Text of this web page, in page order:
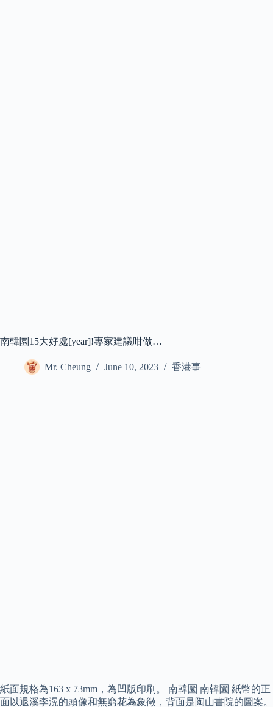
南韓圜15大好處[year]!專家建議咁做…
Mr. Cheung June 10, 2023 香港事
紙面規格為163 x 73mm，為凹版印刷。 南韓圜 南韓圜 紙幣的正
面以退溪李滉的頭像和無窮花為象徵，背面是陶山書院的圖案。